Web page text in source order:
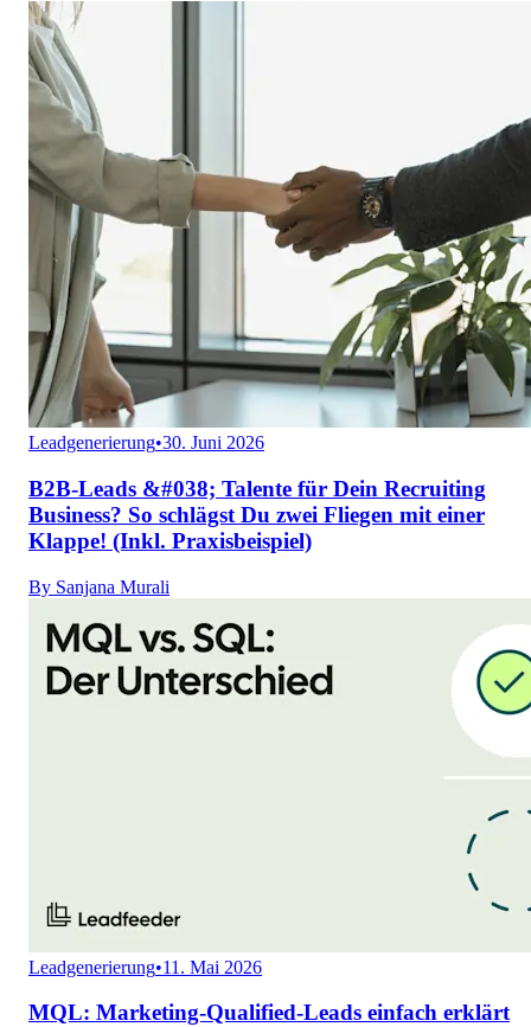
Leadgenerierung•30. Juni 2026
B2B-Leads &#038; Talente für Dein Recruiting
Business? So schlägst Du zwei Fliegen mit einer
Klappe! (Inkl. Praxisbeispiel)
By Sanjana Murali
Leadgenerierung•11. Mai 2026
MQL: Marketing-Qualified-Leads einfach erklärt